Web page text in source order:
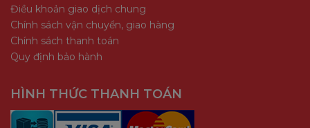
Điều khoản giao dịch chung
Chính sách vận chuyển, giao hàng
Chính sách thanh toán
Quy định bảo hành
HÌNH THỨC THANH TOÁN